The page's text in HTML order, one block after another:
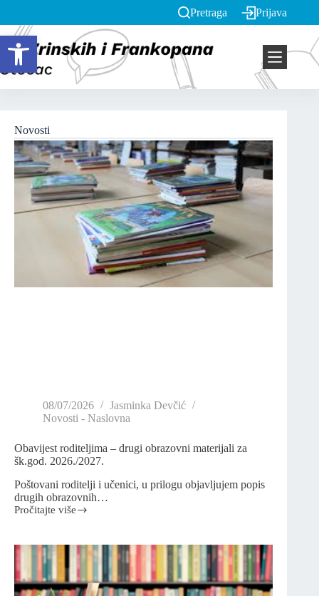
Open toolbar
Pretraga Prijava
Novosti
08/07/2026
Jasminka Devčić
Novosti - Naslovna
Obavijest roditeljima – drugi obrazovni materijali za
šk.god. 2026./2027.
Poštovani roditelji i učenici, u prilogu objavljujem popis
drugih obrazovnih…
Pročitajte više